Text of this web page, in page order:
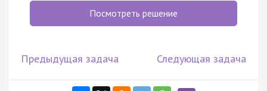
Посмотреть решение
Предыдущая задача Следующая задача